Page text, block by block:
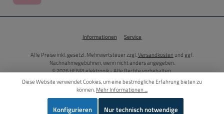
Informationen Service
Alle Preise inkl. gesetzl. Mehrwertsteuer zzgl.Versandkosten und ggf.
Nachnahmegebühren, wenn nicht anders angegeben.
© 2026 HENRI elektronik - Alle Rechte vorbehalten.
Vertrag widerrufen
Diese Website verwendet Cookies, um eine bestmögliche Erfahrung bieten zu
können.Mehr Informationen ...
Nur technisch notwendige
Konfigurieren